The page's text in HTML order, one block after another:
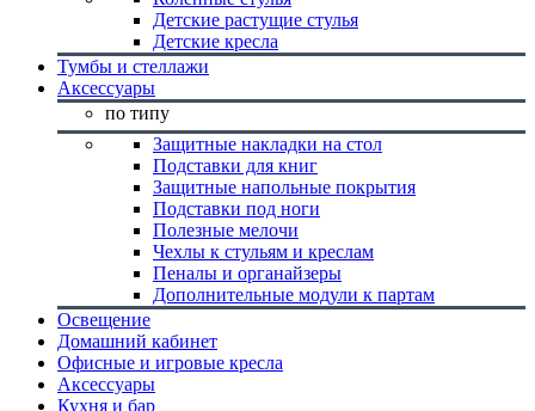
Детские растущие стулья
Детские кресла
Тумбы и стеллажи
Аксессуары
по типу
Защитные накладки на стол
Подставки для книг
Защитные напольные покрытия
Подставки под ноги
Полезные мелочи
Чехлы к стульям и креслам
Пеналы и органайзеры
Дополнительные модули к партам
Освещение
Домашний кабинет
Офисные и игровые кресла
Аксессуары
Кухня и бар